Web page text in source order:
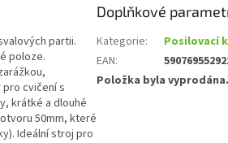
partii.
poloze.
cvičení s
krátké a dlouhé
50mm, které
Ideální stroj pro
Doplňkové
Kategorie:
Posilovací
EAN:
Položka byla